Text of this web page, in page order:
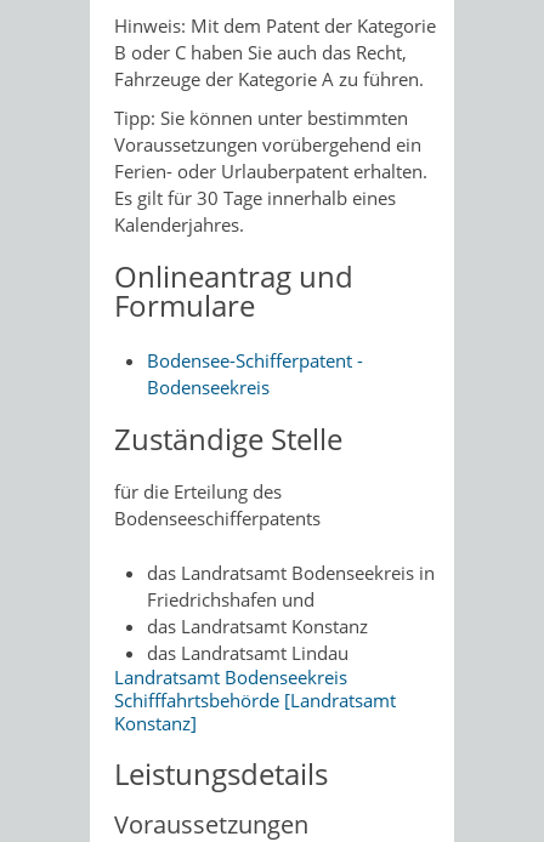
Hinweis: Mit dem Patent der Kategorie
B oder C haben Sie auch das Recht,
Fahrzeuge der Kategorie A zu führen.
Tipp: Sie können unter bestimmten
Voraussetzungen vorübergehend ein
Ferien- oder Urlauberpatent erhalten.
Es gilt für 30 Tage innerhalb eines
Kalenderjahres.
Onlineantrag und
Formulare
Bodensee-Schifferpatent -
Bodenseekreis
Zuständige Stelle
für die Erteilung des
Bodenseeschifferpatents
das Landratsamt Bodenseekreis in
Friedrichshafen und
das Landratsamt Konstanz
das Landratsamt Lindau
Landratsamt Bodenseekreis
Schifffahrtsbehörde [Landratsamt
Konstanz]
Leistungsdetails
Voraussetzungen